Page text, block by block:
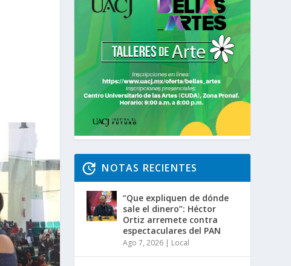
NOTAS RECIENTES
“Que expliquen de dónde
sale el dinero”: Héctor
Ortiz arremete contra
espectaculares del PAN
Ago 7, 2026 | Local